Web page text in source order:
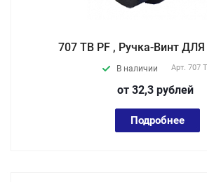
707 TB PF , Ручка-Винт
В наличии Арт. 707
от 32,3 рублей
Подробнее